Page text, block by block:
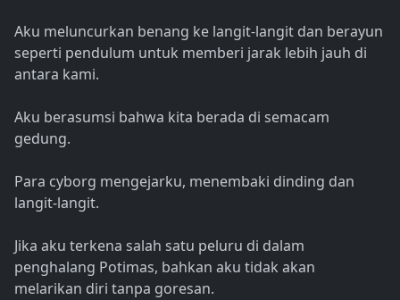
Aku meluncurkan benang ke langit-langit dan berayun
seperti pendulum untuk memberi jarak lebih jauh di
antara kami.
Aku berasumsi bahwa kita berada di semacam
gedung.
Para cyborg mengejarku, menembaki dinding dan
langit-langit.
Jika aku terkena salah satu peluru di dalam
penghalang Potimas, bahkan aku tidak akan
melarikan diri tanpa goresan.